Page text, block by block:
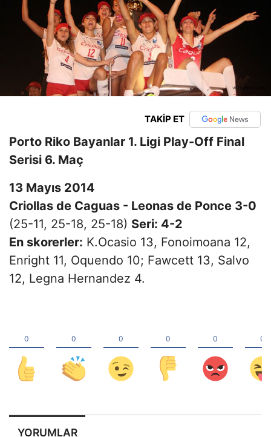
TAKİP ET
Porto Riko Bayanlar 1. Ligi Play-Off Final
Serisi 6. Maç
13 Mayıs 2014
Criollas de Caguas - Leonas de Ponce 3-0
(25-11, 25-18, 25-18) Seri: 4-2
En skorerler: K.Ocasio 13, Fonoimoana 12,
Enright 11, Oquendo 10; Fawcett 13, Salvo
12, Legna Hernandez 4.
YORUMLAR